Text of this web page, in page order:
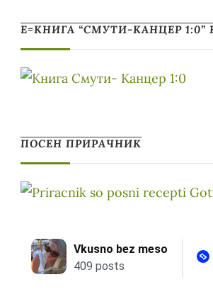
Е=КНИГА “СМУТИ-КАНЦЕР 1:0”
ПОСЕН ПРИРАЧНИК